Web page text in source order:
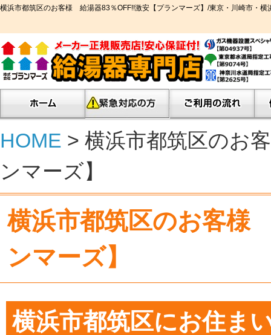
横浜市都筑区のお客様 給湯器83％OFF!!激安【プランマーズ】/東京・川崎市・
HOME > 横浜市都筑区のお
ンマーズ】
横浜市都筑区のお客様
ンマーズ】
横浜市都筑区にお住ま